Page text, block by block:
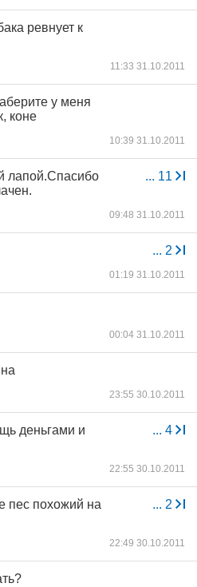
ревнует к
11:33 31.10.2011
у меня
коне
10:39 31.10.2011
... 11
лапой.Спасибо
09:48 31.10.2011
... 2
01:19 31.10.2011
00:04 31.10.2011
23:55 30.10.2011
... 4
деньгами и
22:55 30.10.2011
... 2
пес похожий на
22:49 30.10.2011